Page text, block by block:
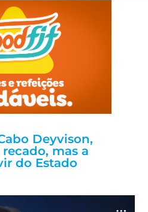
Deyvison,
mas a
do Estado